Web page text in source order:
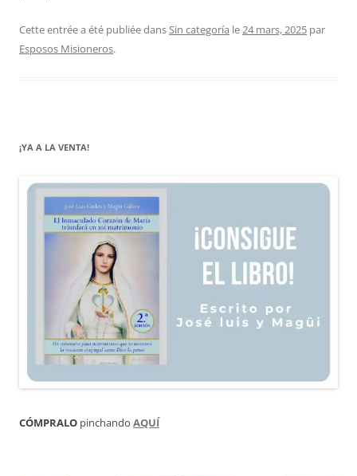
Cette entrée a été publiée dansSin categoría le24 mars, 2025 par
Esposos Misioneros.
¡YA A LA VENTA!
CÓMPRALO pinchando AQUÍ